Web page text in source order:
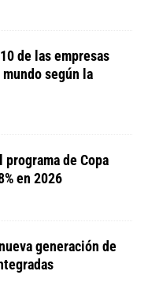
de las empresas
según la
programa de Copa
en 2026
generación de